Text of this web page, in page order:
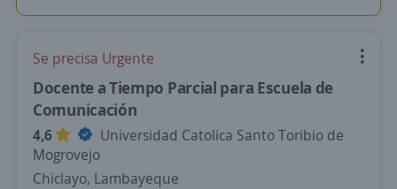
Se precisa Urgente
Docente a Tiempo Parcial para Escuela de
Comunicación
4,6
Universidad Catolica Santo Toribio de
Mogrovejo
Chiclayo, Lambayeque